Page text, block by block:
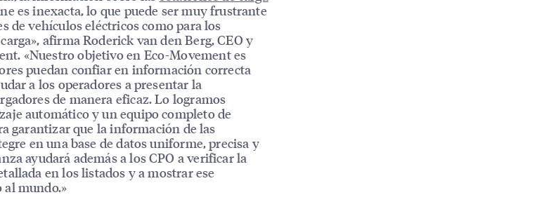
es inexacta, lo que puede ser muy frustrante
de vehículos eléctricos como para los
afirma Roderick van den Berg, CEO y
«Nuestro objetivo en Eco-Movement es
puedan confiar en información correcta
a los operadores a presentar la
de manera eficaz. Lo logramos
automático y un equipo completo de
garantizar que la información de las
en una base de datos uniforme, precisa y
ayudará además a los CPO a verificar la
en los listados y a mostrar ese
mundo.»